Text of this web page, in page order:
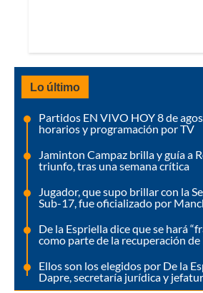
Lo último
Partidos EN VIVO HOY 8 de
horarios y programación por TV
Jaminton Campaz brilla y guía a
triunfo, tras una semana crítica
Jugador, que supo brillar con la
Sub-17, fue oficializado por
De la Espriella dice que se hará
como parte de la recuperación
Ellos son los elegidos por De la
Dapre, secretaría jurídica y